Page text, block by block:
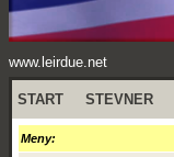
www.leirdue.net
START STEVNER
Meny: